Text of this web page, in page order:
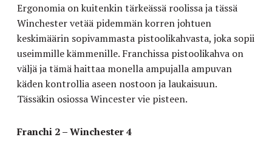
Ergonomia on kuitenkin tärkeässä roolissa ja tässä
Winchester vetää pidemmän korren johtuen
keskimäärin sopivammasta pistoolikahvasta, joka sopii
useimmille kämmenille. Franchissa pistoolikahva on
väljä ja tämä haittaa monella ampujalla ampuvan
käden kontrollia aseen nostoon ja laukaisuun.
Tässäkin osiossa Wincester vie pisteen.
Franchi 2 – Winchester 4